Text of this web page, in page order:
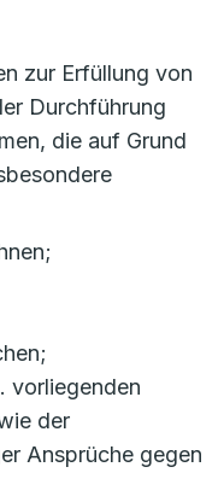
zur Erfüllung von
Durchführung
die auf Grund
vorliegenden
der
Ansprüche gegen